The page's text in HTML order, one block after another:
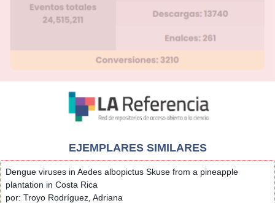
EJEMPLARES SIMILARES
Dengue viruses in Aedes albopictus Skuse from a pineapple
plantation in Costa Rica
por: Troyo Rodríguez, Adriana